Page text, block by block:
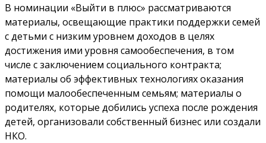
В номинации «Выйти в плюс» рассматриваются
материалы, освещающие практики поддержки семей
с детьми с низким уровнем доходов в целях
достижения ими уровня самообеспечения, в том
числе с заключением социального контракта;
материалы об эффективных технологиях оказания
помощи малообеспеченным семьям; материалы о
родителях, которые добились успеха после рождения
детей, организовали собственный бизнес или создали
НКО.